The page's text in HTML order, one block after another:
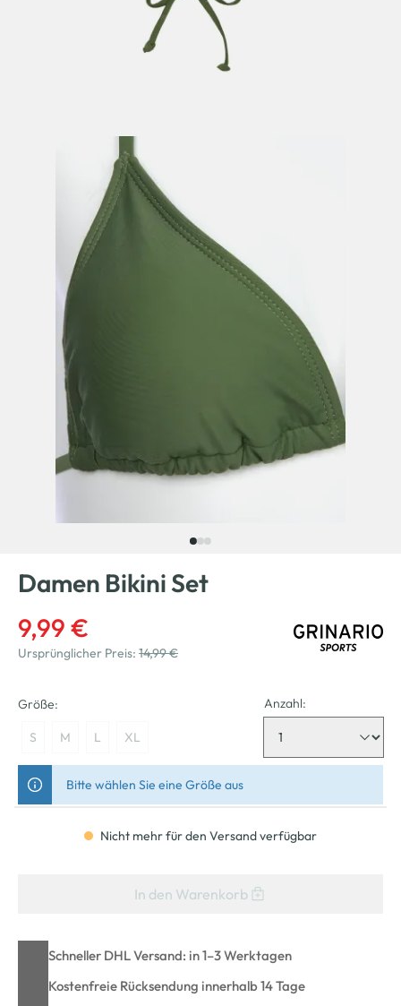
Damen Bikini Set
9,99 €
Ursprünglicher Preis: 14,99 €
Größe:
S M L XL
Anzahl:
Bitte wählen Sie eine Größe aus
Nicht mehr für den Versand verfügbar
In den Warenkorb
Schneller DHL Versand: in 1–3 Werktagen
Kostenfreie Rücksendung innerhalb 14 Tage